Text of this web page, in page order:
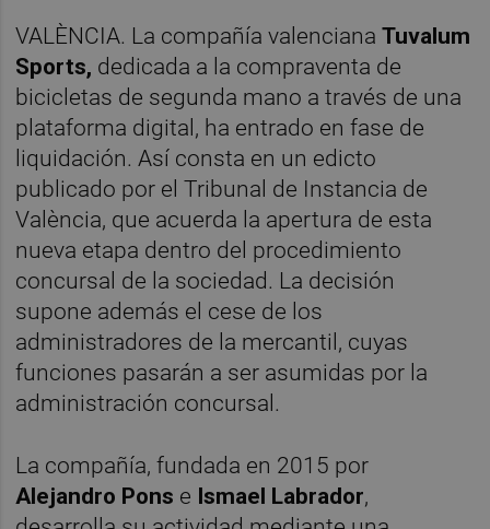
VALÈNCIA. La compañía valencianaTuvalum
Sports, dedicada a la compraventa de
bicicletas de segunda mano a través de una
plataforma digital, ha entrado en fase de
liquidación. Así consta en un edicto
publicado por el Tribunal de Instancia de
València, que acuerda la apertura de esta
nueva etapa dentro del procedimiento
concursal de la sociedad. La decisión
supone además el cese de los
administradores de la mercantil, cuyas
funciones pasarán a ser asumidas por la
administración concursal.
La compañía, fundada en 2015 por
Alejandro Pons e Ismael Labrador,